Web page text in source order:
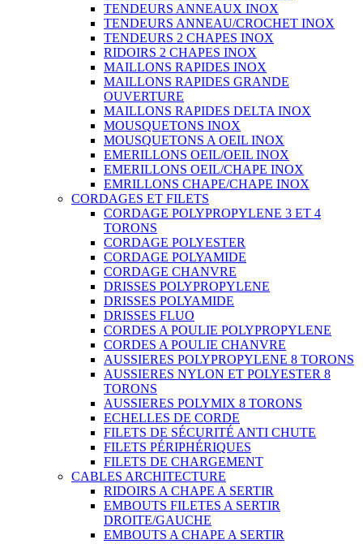
TENDEURS ANNEAUX INOX
TENDEURS ANNEAU/CROCHET INOX
TENDEURS 2 CHAPES INOX
RIDOIRS 2 CHAPES INOX
MAILLONS RAPIDES INOX
MAILLONS RAPIDES GRANDE
OUVERTURE
MAILLONS RAPIDES DELTA INOX
MOUSQUETONS INOX
MOUSQUETONS A OEIL INOX
EMERILLONS OEIL/OEIL INOX
EMERILLONS OEIL/CHAPE INOX
EMRILLONS CHAPE/CHAPE INOX
CORDAGES ET FILETS
CORDAGE POLYPROPYLENE 3 ET 4
TORONS
CORDAGE POLYESTER
CORDAGE POLYAMIDE
CORDAGE CHANVRE
DRISSES POLYPROPYLENE
DRISSES POLYAMIDE
DRISSES FLUO
CORDES A POULIE POLYPROPYLENE
CORDES A POULIE CHANVRE
AUSSIERES POLYPROPYLENE 8 TORONS
AUSSIERES NYLON ET POLYESTER 8
TORONS
AUSSIERES POLYMIX 8 TORONS
ECHELLES DE CORDE
FILETS DE SÉCURITÉ ANTI CHUTE
FILETS PÉRIPHÉRIQUES
FILETS DE CHARGEMENT
CABLES ARCHITECTURE
RIDOIRS A CHAPE A SERTIR
EMBOUTS FILETES A SERTIR
DROITE/GAUCHE
EMBOUTS A CHAPE A SERTIR